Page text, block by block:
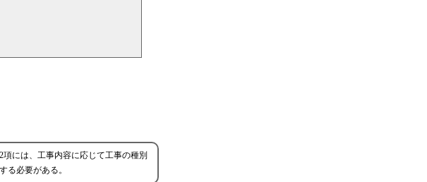
には、工事内容に応じて工事の種別
る必要がある。